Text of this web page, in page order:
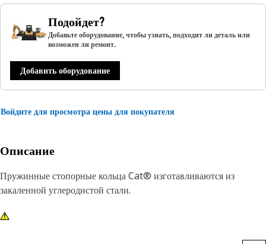
Подойдет?
Добавьте оборудование, чтобы узнать, подходит ли деталь или
возможен ли ремонт.
Добавить оборудование
Войдите для просмотра цены для покупателя
Описание
Пружинные стопорные кольца Cat® изготавливаются из
закаленной углеродистой стали.